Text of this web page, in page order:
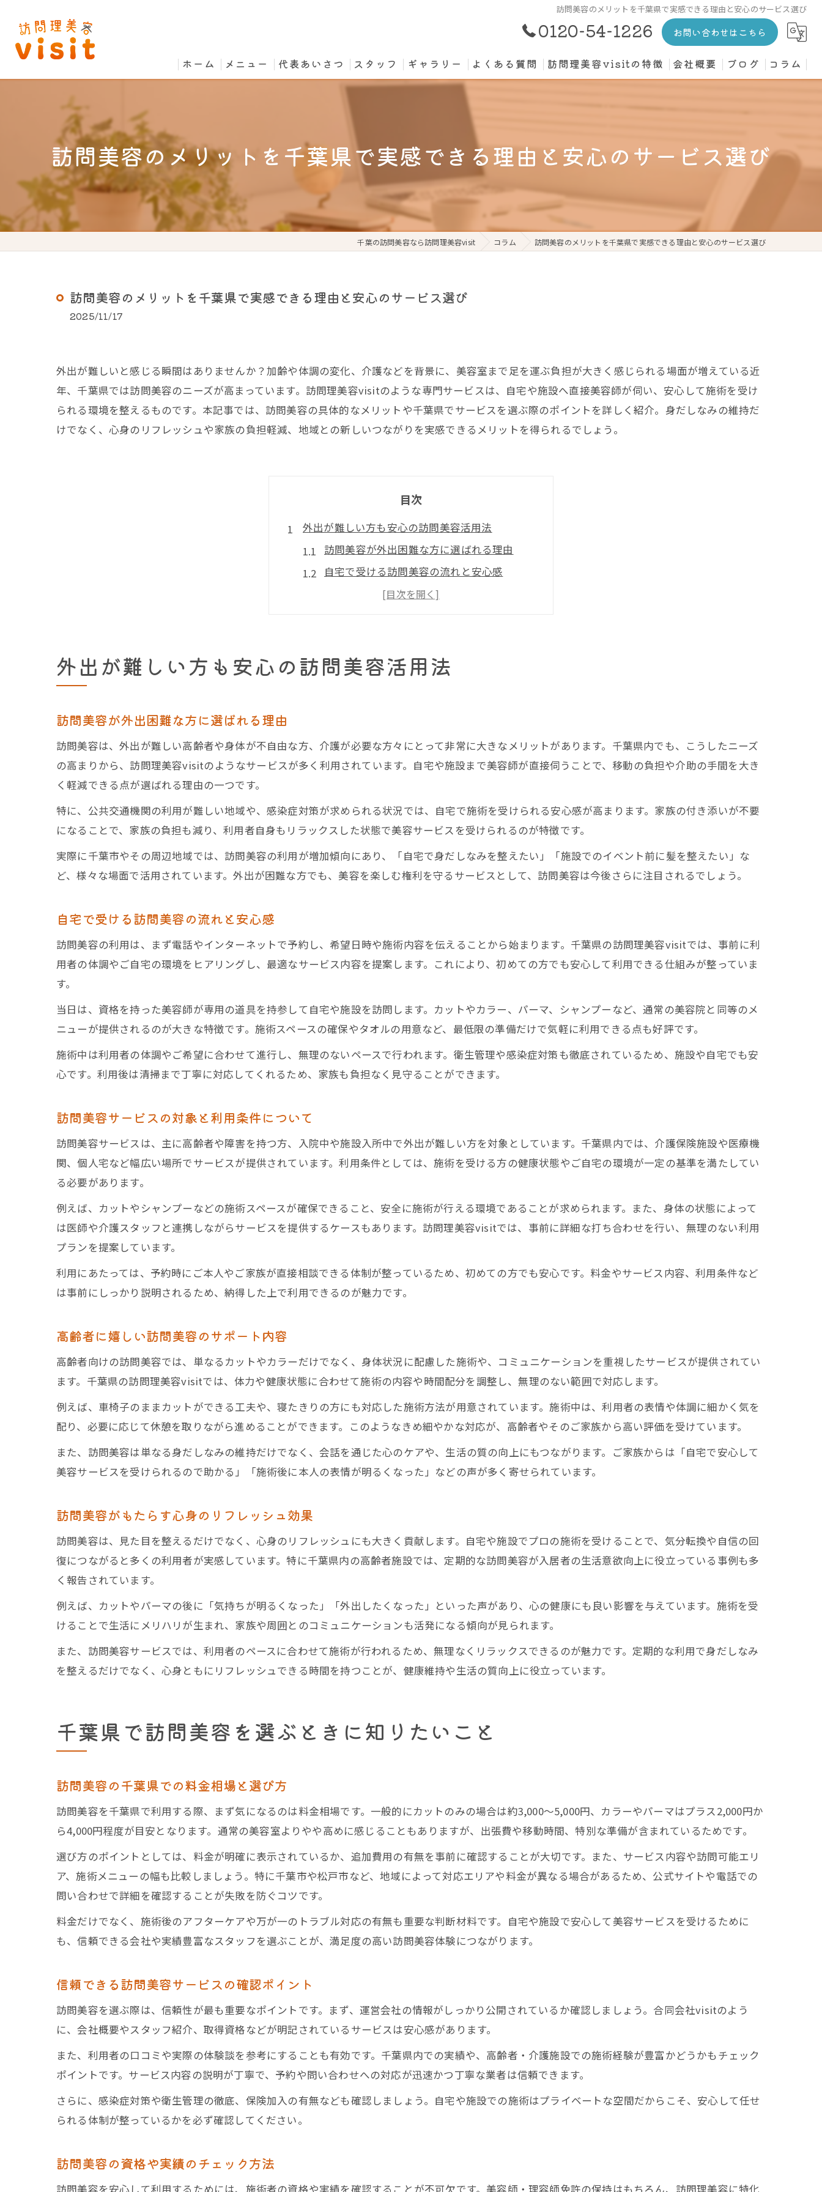
訪問美容のメリットを千葉県で実感できる理由と安心のサービス選び
0120-54-1226 お問い合わせはこちら
ホーム メニュー 代表あいさつ スタッフ ギャラリー よくある質問 訪問理美容visitの特徴
高齢者
寝たきり
個人宅
会社概要 ブログ コラム
訪問美容のメリットを千葉県で実感できる理由と安心のサービス選び
千葉の訪問美容なら訪問理美容visit コラム 訪問美容のメリットを千葉県で実感できる理由と安心のサービス選び
訪問美容のメリットを千葉県で実感できる理由と安心のサービス選び
2025/11/17
外出が難しいと感じる瞬間はありませんか？加齢や体調の変化、介護などを背景に、美容室まで足を運ぶ負担が大きく感じられる場面が増えている近
年、千葉県では訪問美容のニーズが高まっています。訪問理美容visitのような専門サービスは、自宅や施設へ直接美容師が伺い、安心して施術を受け
られる環境を整えるものです。本記事では、訪問美容の具体的なメリットや千葉県でサービスを選ぶ際のポイントを詳しく紹介。身だしなみの維持だ
けでなく、心身のリフレッシュや家族の負担軽減、地域との新しいつながりを実感できるメリットを得られるでしょう。
目次
外出が難しい方も安心の訪問美容活用法
訪問美容が外出困難な方に選ばれる理由
自宅で受ける訪問美容の流れと安心感
訪問美容サービスの対象と利用条件について
千葉県で訪問美容を選ぶときに知りたいこと
訪問美容の千葉県での料金相場と選び方
千葉県で訪問美容を予約する手順と注意点
訪問美容サービスの内容と比較のポイント
訪問美容で得られる具体的なメリットを解説
訪問美容は家族の介護負担をどう減らすか
自宅施術の訪問美容で心のゆとりを実感
訪問美容サービスのコストパフォーマンス
訪問美容で移動負担を減らすメリット
自宅で安心して施術できる訪問美容の特徴
介護中でも訪問美容なら家族も安心
訪問美容で生活の質を向上させる方法
介護が必要なご家族に訪問美容が喜ばれる理由
介護現場で役立つ訪問美容サービスの魅力
福祉理美容師による訪問美容の専門性
訪問美容が介護と両立しやすい理由
訪問美容サービス選びで確認すべき資格
信頼できる訪問美容師の特徴とは
安心して依頼できる訪問美容の選び方
千葉県で信頼度が高い訪問美容師の条件
外出が難しい方も安心の訪問美容活用法
訪問美容が外出困難な方に選ばれる理由
訪問美容は、外出が難しい高齢者や身体が不自由な方、介護が必要な方々にとって非常に大きなメリットがあります。千葉県内でも、こうしたニーズ
の高まりから、訪問理美容visitのようなサービスが多く利用されています。自宅や施設まで美容師が直接伺うことで、移動の負担や介助の手間を大き
く軽減できる点が選ばれる理由の一つです。
特に、公共交通機関の利用が難しい地域や、感染症対策が求められる状況では、自宅で施術を受けられる安心感が高まります。家族の付き添いが不要
になることで、家族の負担も減り、利用者自身もリラックスした状態で美容サービスを受けられるのが特徴です。
実際に千葉市やその周辺地域では、訪問美容の利用が増加傾向にあり、「自宅で身だしなみを整えたい」「施設でのイベント前に髪を整えたい」な
ど、様々な場面で活用されています。外出が困難な方でも、美容を楽しむ権利を守るサービスとして、訪問美容は今後さらに注目されるでしょう。
自宅で受ける訪問美容の流れと安心感
訪問美容の利用は、まず電話やインターネットで予約し、希望日時や施術内容を伝えることから始まります。千葉県の訪問理美容visitでは、事前に利
用者の体調やご自宅の環境をヒアリングし、最適なサービス内容を提案します。これにより、初めての方でも安心して利用できる仕組みが整っていま
す。
当日は、資格を持った美容師が専用の道具を持参して自宅や施設を訪問します。カットやカラー、パーマ、シャンプーなど、通常の美容院と同等のメ
ニューが提供されるのが大きな特徴です。施術スペースの確保やタオルの用意など、最低限の準備だけで気軽に利用できる点も好評です。
施術中は利用者の体調やご希望に合わせて進行し、無理のないペースで行われます。衛生管理や感染症対策も徹底されているため、施設や自宅でも安
心です。利用後は清掃まで丁寧に対応してくれるため、家族も負担なく見守ることができます。
訪問美容サービスの対象と利用条件について
訪問美容サービスは、主に高齢者や障害を持つ方、入院中や施設入所中で外出が難しい方を対象としています。千葉県内では、介護保険施設や医療機
関、個人宅など幅広い場所でサービスが提供されています。利用条件としては、施術を受ける方の健康状態やご自宅の環境が一定の基準を満たしてい
る必要があります。
例えば、カットやシャンプーなどの施術スペースが確保できること、安全に施術が行える環境であることが求められます。また、身体の状態によって
は医師や介護スタッフと連携しながらサービスを提供するケースもあります。訪問理美容visitでは、事前に詳細な打ち合わせを行い、無理のない利用
プランを提案しています。
利用にあたっては、予約時にご本人やご家族が直接相談できる体制が整っているため、初めての方でも安心です。料金やサービス内容、利用条件など
は事前にしっかり説明されるため、納得した上で利用できるのが魅力です。
高齢者に嬉しい訪問美容のサポート内容
高齢者向けの訪問美容では、単なるカットやカラーだけでなく、身体状況に配慮した施術や、コミュニケーションを重視したサービスが提供されてい
ます。千葉県の訪問理美容visitでは、体力や健康状態に合わせて施術の内容や時間配分を調整し、無理のない範囲で対応します。
例えば、車椅子のままカットができる工夫や、寝たきりの方にも対応した施術方法が用意されています。施術中は、利用者の表情や体調に細かく気を
配り、必要に応じて休憩を取りながら進めることができます。このようなきめ細やかな対応が、高齢者やそのご家族から高い評価を受けています。
また、訪問美容は単なる身だしなみの維持だけでなく、会話を通じた心のケアや、生活の質の向上にもつながります。ご家族からは「自宅で安心して
美容サービスを受けられるので助かる」「施術後に本人の表情が明るくなった」などの声が多く寄せられています。
訪問美容がもたらす心身のリフレッシュ効果
訪問美容は、見た目を整えるだけでなく、心身のリフレッシュにも大きく貢献します。自宅や施設でプロの施術を受けることで、気分転換や自信の回
復につながると多くの利用者が実感しています。特に千葉県内の高齢者施設では、定期的な訪問美容が入居者の生活意欲向上に役立っている事例も多
く報告されています。
例えば、カットやパーマの後に「気持ちが明るくなった」「外出したくなった」といった声があり、心の健康にも良い影響を与えています。施術を受
けることで生活にメリハリが生まれ、家族や周囲とのコミュニケーションも活発になる傾向が見られます。
また、訪問美容サービスでは、利用者のペースに合わせて施術が行われるため、無理なくリラックスできるのが魅力です。定期的な利用で身だしなみ
を整えるだけでなく、心身ともにリフレッシュできる時間を持つことが、健康維持や生活の質向上に役立っています。
千葉県で訪問美容を選ぶときに知りたいこと
訪問美容の千葉県での料金相場と選び方
訪問美容を千葉県で利用する際、まず気になるのは料金相場です。一般的にカットのみの場合は約3,000〜5,000円、カラーやパーマはプラス2,000円か
ら4,000円程度が目安となります。通常の美容室よりやや高めに感じることもありますが、出張費や移動時間、特別な準備が含まれているためです。
選び方のポイントとしては、料金が明確に表示されているか、追加費用の有無を事前に確認することが大切です。また、サービス内容や訪問可能エリ
ア、施術メニューの幅も比較しましょう。特に千葉市や松戸市など、地域によって対応エリアや料金が異なる場合があるため、公式サイトや電話での
問い合わせで詳細を確認することが失敗を防ぐコツです。
料金だけでなく、施術後のアフターケアや万が一のトラブル対応の有無も重要な判断材料です。自宅や施設で安心して美容サービスを受けるために
も、信頼できる会社や実績豊富なスタッフを選ぶことが、満足度の高い訪問美容体験につながります。
信頼できる訪問美容サービスの確認ポイント
訪問美容を選ぶ際は、信頼性が最も重要なポイントです。まず、運営会社の情報がしっかり公開されているか確認しましょう。合同会社visitのよう
に、会社概要やスタッフ紹介、取得資格などが明記されているサービスは安心感があります。
また、利用者の口コミや実際の体験談を参考にすることも有効です。千葉県内での実績や、高齢者・介護施設での施術経験が豊富かどうかもチェック
ポイントです。サービス内容の説明が丁寧で、予約や問い合わせへの対応が迅速かつ丁寧な業者は信頼できます。
さらに、感染症対策や衛生管理の徹底、保険加入の有無なども確認しましょう。自宅や施設での施術はプライベートな空間だからこそ、安心して任せ
られる体制が整っているかを必ず確認してください。
訪問美容の資格や実績のチェック方法
訪問美容を安心して利用するためには、施術者の資格や実績を確認することが不可欠です。美容師・理容師免許の保持はもちろん、訪問理美容に特化